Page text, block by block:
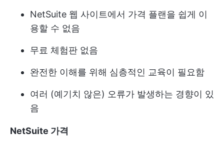
NetSuite 웹 사이트에서 가격 플랜을 쉽게 이
용할 수 없음
무료 체험판 없음
완전한 이해를 위해 심층적인 교육이 필요함
여러 (예기치 않은) 오류가 발생하는 경향이 있
음
NetSuite 가격